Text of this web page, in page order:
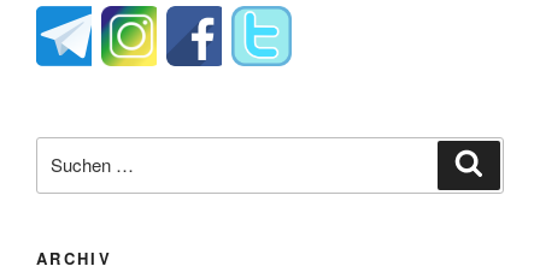
nach:
ARCHIV